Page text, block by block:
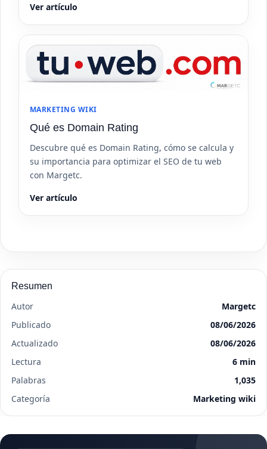
Ver artículo
MARKETING WIKI
Qué es Domain Rating
Descubre qué es Domain Rating, cómo se calcula y
su importancia para optimizar el SEO de tu web
con Margetc.
Ver artículo
Resumen
Autor
Margetc
Publicado
08/06/2026
Actualizado
08/06/2026
Lectura
6 min
Palabras
1,035
Categoría
Marketing wiki